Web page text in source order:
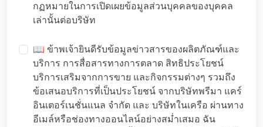
กฏหมายในการเปิดเผยข้อมูลส่วนบุคคลของบุคคล
เล่านั้นต่อบริษัท
📖 ข้าพเจ้ายินดีรับข้อมูลข่าวสารของผลิตภัณฑ์และ
บริการ การสื่อสารทางการตลาด สิทธิประโยชน์
บริการเสริมจากการขาย และกิจกรรมต่างๆ รวมถึง
ข้อเสนอบริการที่เป็นประโยชน์ จากบริษัทพรีมา แคร์
อินเตอร์เนชั่นแนล จำกัด และ บริษัทในเครือ ผ่านทาง
อีเมล์หรือช่องทางออนไลน์อย่างสม่ำเสมอ ฉัน